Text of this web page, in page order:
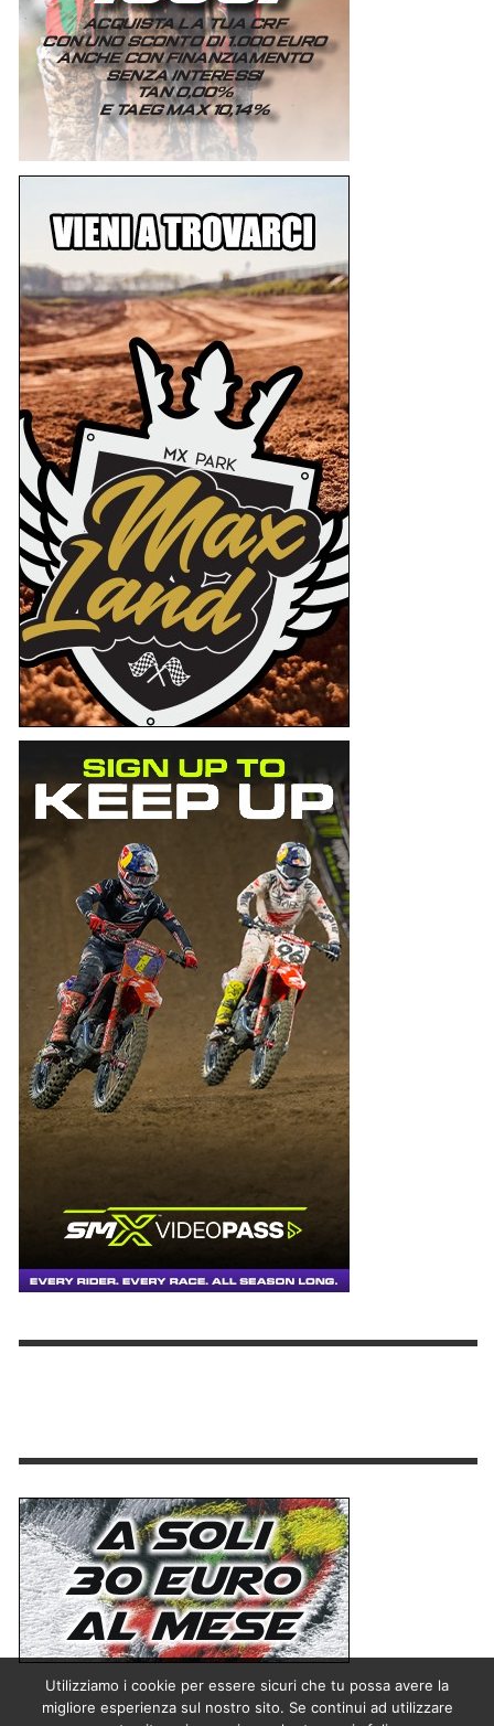
Utilizziamo i cookie per essere sicuri che tu possa avere la
migliore esperienza sul nostro sito. Se continui ad utilizzare